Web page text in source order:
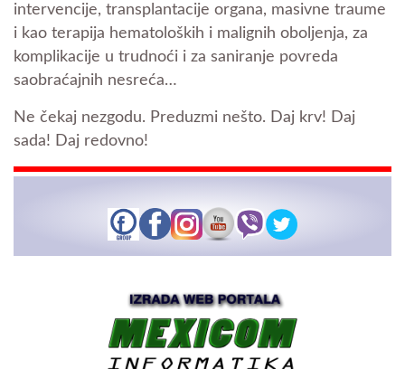
intervencije, transplantacije organa, masivne traume
i kao terapija hematoloških i malignih oboljenja, za
komplikacije u trudnoći i za saniranje povreda
saobraćajnih nesreća…
Ne čekaj nezgodu. Preduzmi nešto. Daj krv! Daj
sada! Daj redovno!